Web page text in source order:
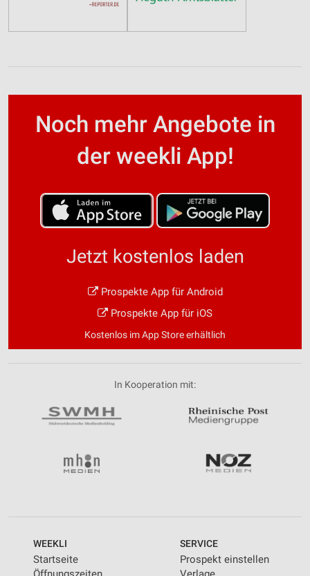
Noch mehr Angebote in
der weekli App!
Jetzt kostenlos laden
Prospekte App für Android
Prospekte App für iOS
Kostenlos im App Store erhältlich
In Kooperation mit:
WEEKLI
Startseite
SERVICE
Prospekt einstellen